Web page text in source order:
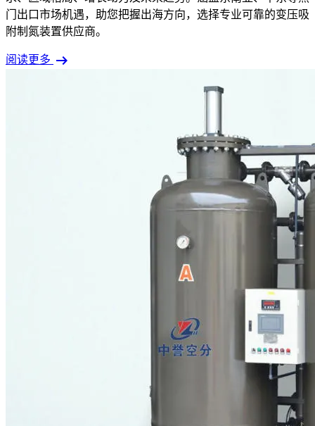
门出口市场机遇，助您把握出海方向，选择专业可靠的变压吸
附制氮装置供应商。
阅读更多 arrow_right_alt